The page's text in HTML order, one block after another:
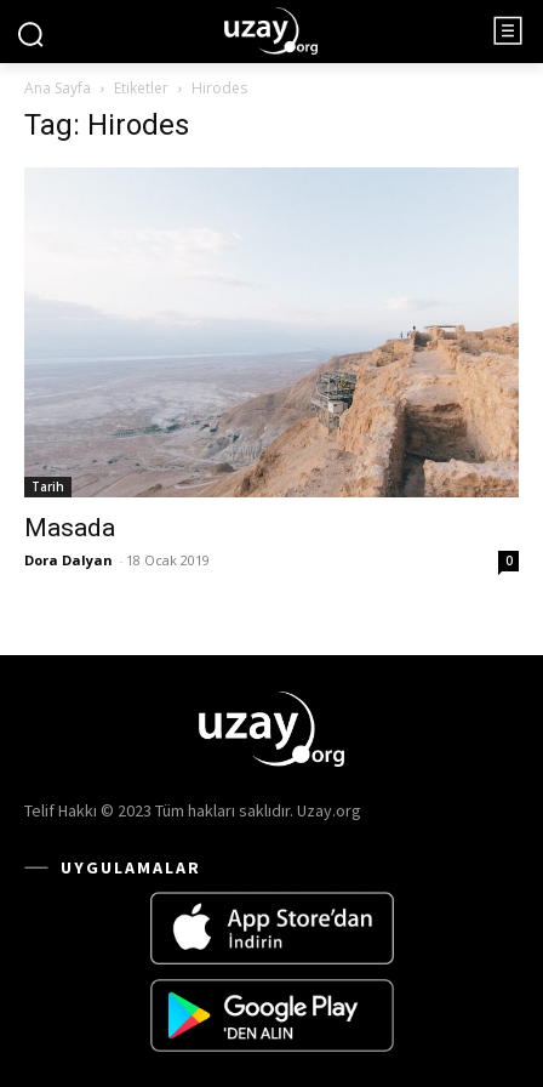
Ana Sayfa Etiketler Hirodes
Tag: Hirodes
Tarih
Masada
Dora Dalyan - 18 Ocak 2019 0
Telif Hakkı © 2023 Tüm hakları saklıdır. Uzay.org
UYGULAMALAR